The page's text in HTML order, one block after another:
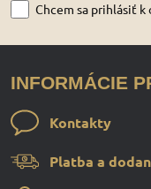
Chcem sa prihlásiť
INFORMÁCIE
Kontakty
Platba a